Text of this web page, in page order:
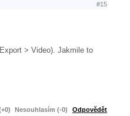
#15
> Video). Jakmile to
Nesouhlasím (-0) Odpovědět